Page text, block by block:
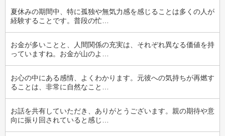
夏休みの期間中、特に孤独や無気力感を感じることは多くの人が
経験することです。普段の忙…
お金が多いことと、人間関係の充実は、それぞれ異なる価値を持
っていますね。お金が山のよ…
お心の中にある感情、よくわかります。元彼への気持ちが再燃す
ることは、非常に自然なこと…
お話を共有していただき、ありがとうございます。親の期待や意
向に振り回されていると感じ…